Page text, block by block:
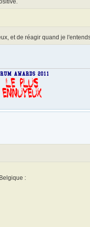
et de réagir quand je
: